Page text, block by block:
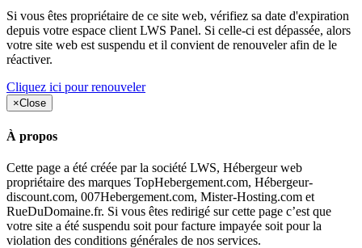
Si vous êtes propriétaire de ce site web, vérifiez sa date d'expiration
depuis votre espace client LWS Panel. Si celle-ci est dépassée, alors
votre site web est suspendu et il convient de renouveler afin de le
réactiver.
Cliquez ici pour renouveler
×Close
À propos
Cette page a été créée par la société LWS, Hébergeur web
propriétaire des marques TopHebergement.com, Hébergeur-
discount.com, 007Hebergement.com, Mister-Hosting.com et
RueDuDomaine.fr. Si vous êtes redirigé sur cette page c’est que
votre site a été suspendu soit pour facture impayée soit pour la
violation des conditions générales de nos services.